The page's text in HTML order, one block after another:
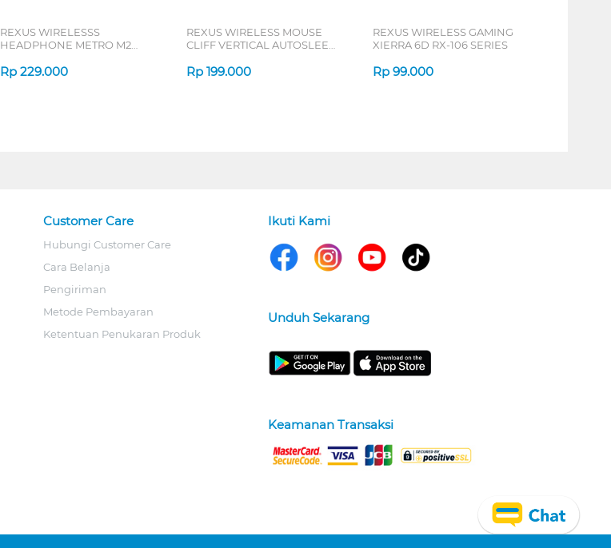
REXUS WIRELESSS
HEADPHONE METRO M2
Rp 229.000
REXUS WIRELESS MOUSE
CLIFF VERTICAL AUTOSLEEP
Rp 199.000
REXUS WIRELESS GAMING
XIERRA 6D RX-106 SERIES
Rp 99.000
Customer Care
Hubungi Customer Care
Cara Belanja
Pengiriman
Metode Pembayaran
Ketentuan Penukaran Produk
Ikuti Kami
Unduh Sekarang
Keamanan Transaksi